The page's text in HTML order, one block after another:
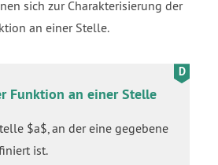
sich zur Charakterisierung der
an einer Stelle.
Funktion an einer Stelle
$a$, an der eine gegebene
ist.